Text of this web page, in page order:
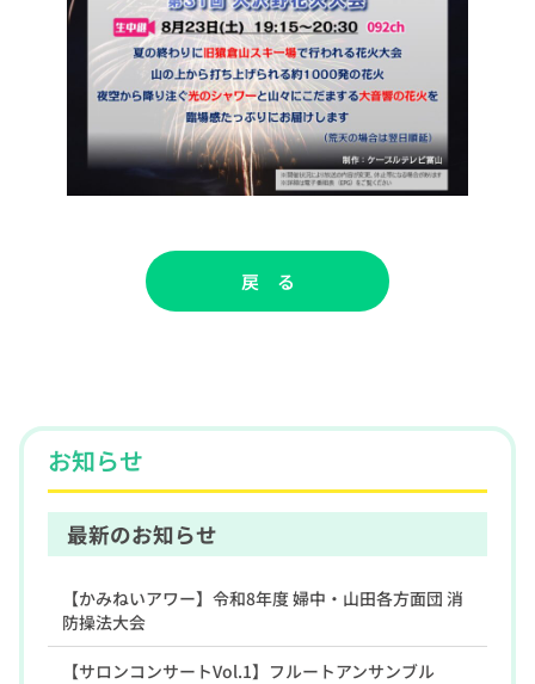
戻 る
お知らせ
最新のお知らせ
【かみねいアワー】令和8年度 婦中・山田各方面団 消
防操法大会
【サロンコンサートVol.1】フルートアンサンブル